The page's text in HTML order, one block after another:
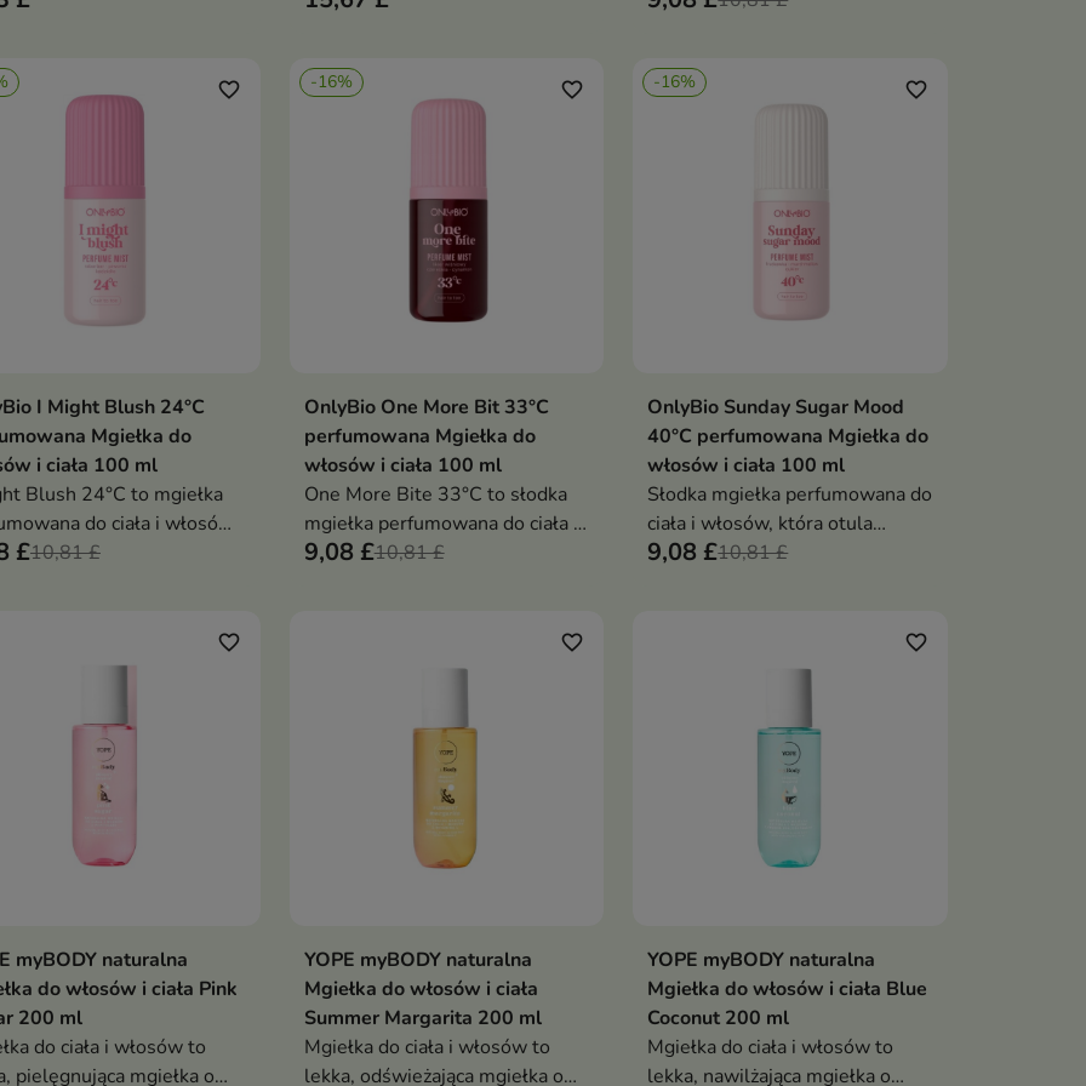
badaniami
zapach pełen słodyczy, lekkości i
przyjemnego otulenia
Dodaj do koszyka
favorite_border
I Might Blush 24°C
Mgiełka do
i ciała 100 ml
Blush 24°C to mgiełka
do ciała i włosów
kwiatowym
pełną subtelnych
£10,81 £
-16%
Dodaj do koszyka
favorite_border
OnlyBio One More Bit 33°C
perfumowana Mgiełka do
włosów i ciała 100 ml
One More Bite 33°C to słodka
mgiełka perfumowana do ciała i
włosów inspirowana aromatem
9,08 £10,81 £
-16%
Dodaj do koszyka
favorite_border
OnlyBio Sunday Sugar Mood
40°C perfumowana Mgiełka do
włosów i ciała 100 ml
Słodka mgiełka perfumowana do
ciała i włosów, która otula
aromatem soczystej truskawki,
9,08 £10,81 £
Dodaj do koszyka
favorite_border
myBODY naturalna
do włosów i ciała Pink
200 ml
do ciała i włosów to
pielęgnująca mgiełka o
Dodaj do koszyka
favorite_border
YOPE myBODY naturalna
Mgiełka do włosów i ciała
Summer Margarita 200 ml
Mgiełka do ciała i włosów to
lekka, odświeżająca mgiełka o
Dodaj do koszyka
favorite_border
YOPE myBODY naturalna
Mgiełka do włosów i ciała Blue
Coconut 200 ml
Mgiełka do ciała i włosów to
lekka, nawilżająca mgiełka o